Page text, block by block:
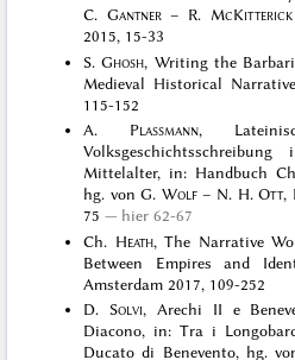
C. Gantner– R. McKitterick
2015, 15-33
S.Ghosh, Writing the
Medieval Historical
115-152
A. Plassmann,
Mittelalter, in: Handbuch
hg. von G. Wolf– N. H.Ott,
75
hier 62-67
Ch. Heath, The Narrative
Between Empires and
Amsterdam 2017, 109-252
D.Solvi, Arechi II e
Diacono, in: Tra i
Ducato di Benevento, hg.